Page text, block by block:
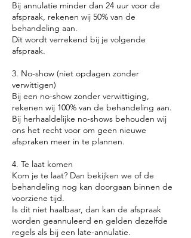
Bij annulatie minder dan 24 uur voor de
afspraak, rekenen wij 50% van de
behandeling aan.
Dit wordt verrekend bij je volgende
afspraak.
3. No-show (niet opdagen zonder
verwittigen)
Bij een no-show zonder verwittiging,
rekenen wij 100% van de behandeling aan.
Bij herhaaldelijke no-shows behouden wij
ons het recht voor om geen nieuwe
afspraken meer in te plannen.
4. Te laat komen
Kom je te laat? Dan bekijken we of de
behandeling nog kan doorgaan binnen de
voorziene tijd.
Is dit niet haalbaar, dan kan de afspraak
worden geannuleerd en gelden dezelfde
regels als bij een late-annulatie.